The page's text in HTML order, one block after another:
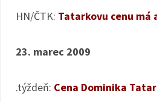
HN/ČTK: Tatarkovu cenu má
23. marec 2009
.týždeň: Cena Dominika